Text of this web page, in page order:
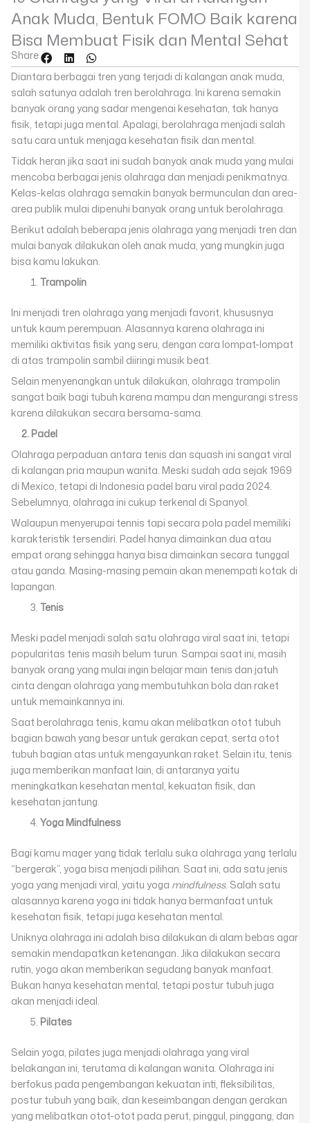
Anak Muda, Bentuk FOMO Baik karena
Bisa Membuat Fisik dan Mental Sehat
Share
Diantara berbagai tren yang terjadi di kalangan anak muda,
salah satunya adalah tren berolahraga. Ini karena semakin
banyak orang yang sadar mengenai kesehatan, tak hanya
fisik, tetapi juga mental. Apalagi, berolahraga menjadi salah
satu cara untuk menjaga kesehatan fisik dan mental.
Tidak heran jika saat ini sudah banyak anak muda yang mulai
mencoba berbagai jenis olahraga dan menjadi penikmatnya.
Kelas-kelas olahraga semakin banyak bermunculan dan area-
area publik mulai dipenuhi banyak orang untuk berolahraga.
Berikut adalah beberapa jenis olahraga yang menjadi tren dan
mulai banyak dilakukan oleh anak muda, yang mungkin juga
bisa kamu lakukan.
Trampolin
Ini menjadi tren olahraga yang menjadi favorit, khususnya
untuk kaum perempuan. Alasannya karena olahraga ini
memiliki aktivitas fisik yang seru, dengan cara lompat-lompat
di atas trampolin sambil diiringi musik beat.
Selain menyenangkan untuk dilakukan, olahraga trampolin
sangat baik bagi tubuh karena mampu dan mengurangi stress
karena dilakukan secara bersama-sama.
2. Padel
Olahraga perpaduan antara tenis dan squash ini sangat viral
di kalangan pria maupun wanita. Meski sudah ada sejak 1969
di Mexico, tetapi di Indonesia padel baru viral pada 2024.
Sebelumnya, olahraga ini cukup terkenal di Spanyol.
Walaupun menyerupai tennis tapi secara pola padel memiliki
karakteristik tersendiri. Padel hanya dimainkan dua atau
empat orang sehingga hanya bisa dimainkan secara tunggal
atau ganda. Masing-masing pemain akan menempati kotak di
lapangan.
Tenis
Meski padel menjadi salah satu olahraga viral saat ini, tetapi
popularitas tenis masih belum turun. Sampai saat ini, masih
banyak orang yang mulai ingin belajar main tenis dan jatuh
cinta dengan olahraga yang membutuhkan bola dan raket
untuk memainkannya ini.
Saat berolahraga tenis, kamu akan melibatkan otot tubuh
bagian bawah yang besar untuk gerakan cepat, serta otot
tubuh bagian atas untuk mengayunkan raket. Selain itu, tenis
juga memberikan manfaat lain, di antaranya yaitu
meningkatkan kesehatan mental, kekuatan fisik, dan
kesehatan jantung.
Yoga Mindfulness
Bagi kamu mager yang tidak terlalu suka olahraga yang terlalu
“bergerak”, yoga bisa menjadi pilihan. Saat ini, ada satu jenis
yoga yang menjadi viral, yaitu yoga mindfulness. Salah satu
alasannya karena yoga ini tidak hanya bermanfaat untuk
kesehatan fisik, tetapi juga kesehatan mental.
Uniknya olahraga ini adalah bisa dilakukan di alam bebas agar
semakin mendapatkan ketenangan. Jika dilakukan secara
rutin, yoga akan memberikan segudang banyak manfaat.
Bukan hanya kesehatan mental, tetapi postur tubuh juga
akan menjadi ideal.
Pilates
Selain yoga, pilates juga menjadi olahraga yang viral
belakangan ini, terutama di kalangan wanita. Olahraga ini
berfokus pada pengembangan kekuatan inti, fleksibilitas,
postur tubuh yang baik, dan keseimbangan dengan gerakan
yang melibatkan otot-otot pada perut, pinggul, pinggang, dan